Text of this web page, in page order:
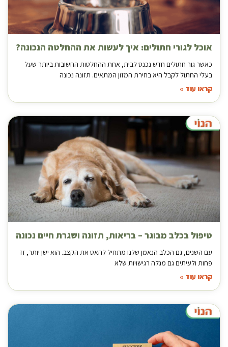
אוכל לגורי חתולים: איך לעשות את ההחלטה הנכונה?
כאשר גור חתולים חדש נכנס לבית, אחת ההחלטות החשובות ביותר שעל
בעלי החתול לקבל היא בחירת המזון המתאים. תזונה נכונה
קראו עוד »
טיפול בכלב מבוגר – בריאות, תזונה ושגרת חיים נכונה
עם השנים, גם הכלב הנאמן שלנו מתחיל להאט את הקצב. הוא ישן יותר, זז
פחות ולעיתים גם מגלה רגישויות שלא
קראו עוד »